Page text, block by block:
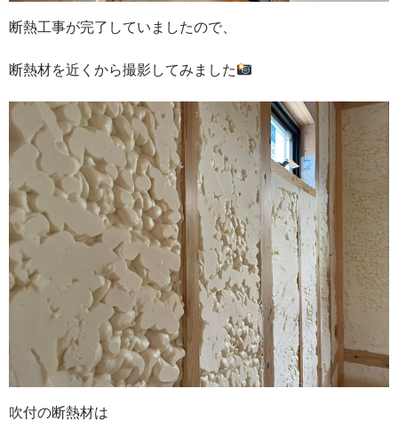
断熱工事が完了していましたので、
断熱材を近くから撮影してみました
吹付の断熱材は